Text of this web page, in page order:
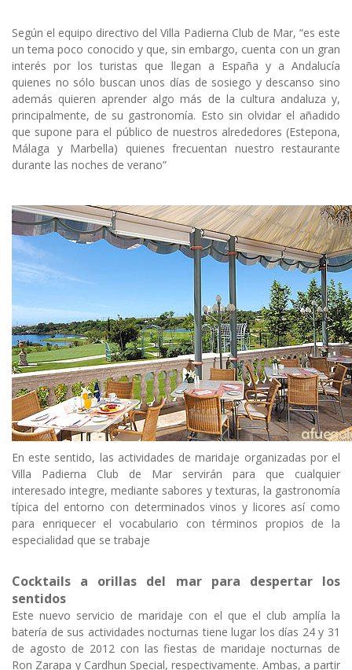
Según el equipo directivo del Villa Padierna Club de Mar, “es este
un tema poco conocido y que, sin embargo, cuenta con un gran
interés por los turistas que llegan a España y a Andalucía
quienes no sólo buscan unos días de sosiego y descanso sino
además quieren aprender algo más de la cultura andaluza y,
principalmente, de su gastronomía. Esto sin olvidar el añadido
que supone para el público de nuestros alrededores (Estepona,
Málaga y Marbella) quienes frecuentan nuestro restaurante
durante las noches de verano”
En este sentido, las actividades de maridaje organizadas por el
Villa Padierna Club de Mar servirán para que cualquier
interesado integre, mediante sabores y texturas, la gastronomía
típica del entorno con determinados vinos y licores así como
para enriquecer el vocabulario con términos propios de la
especialidad que se trabaje
Cocktails a orillas del mar para despertar los
sentidos
Este nuevo servicio de maridaje con el que el club amplía la
batería de sus actividades nocturnas tiene lugar los días 24 y 31
de agosto de 2012 con las fiestas de maridaje nocturnas de
Ron Zarapa y Cardhun Special, respectivamente. Ambas, a partir